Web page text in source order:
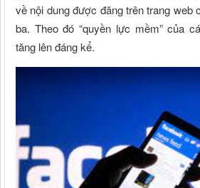
về nội dung được đăng trên trang web
ba. Theo đó “quyền lực mềm” của
tăng lên đáng kể.